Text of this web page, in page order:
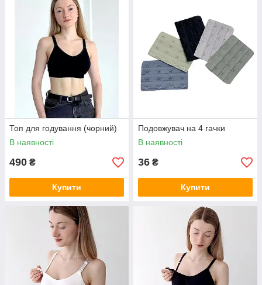
Топ для годування (чорний)
В наявності
490 ₴
Купити
Подовжувач на 4 гачки
В наявності
36 ₴
Купити